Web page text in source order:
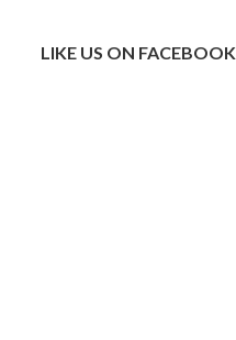
LIKE US ON FACEBOOK